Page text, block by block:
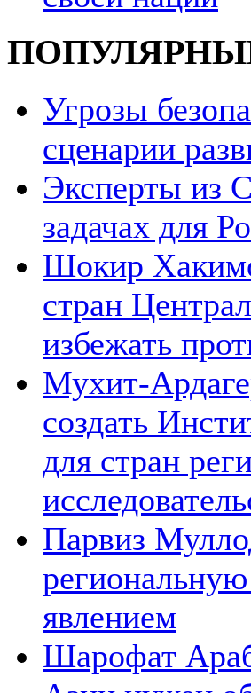
Угрозы
сценарии
Эксперты из
задачах для
Шокир
стран
избежать
Мухит-
создать
для стран
Парвиз
явлением
Шарофат